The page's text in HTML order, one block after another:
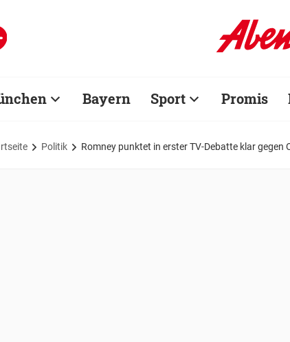
Bayern Sport Promis
Politik Romney punktet in erster TV-Debatte klar gegen